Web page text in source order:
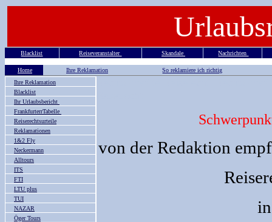
Blacklist Reiseveranstalter Skandale Nachrichten
Home Ihre Reklamation
So reklamiere ich richtig
Ihre Reklamation
Blacklist
Ihr Urlaubsbericht
FrankfurterrTabelle
Reiserechtsurteile
Reklamationen
1&2 Fly
Neckermann
Alltours
ITS
FTI
LTU plus
TUI
NAZAR
Öger Tours
von der Redaktion